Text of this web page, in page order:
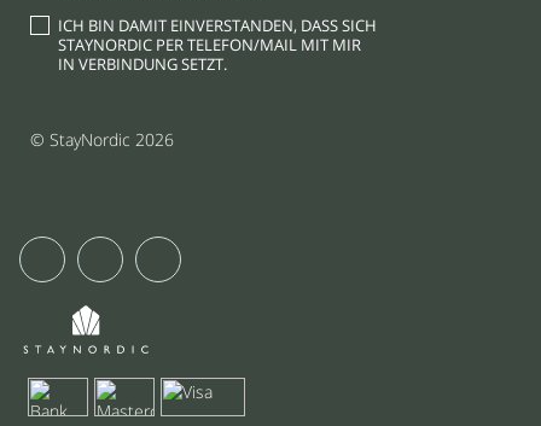
ICH BIN DAMIT EINVERSTANDEN, DASS SICH
STAYNORDIC PER TELEFON/MAIL MIT MIR
IN VERBINDUNG SETZT.
© StayNordic 2026